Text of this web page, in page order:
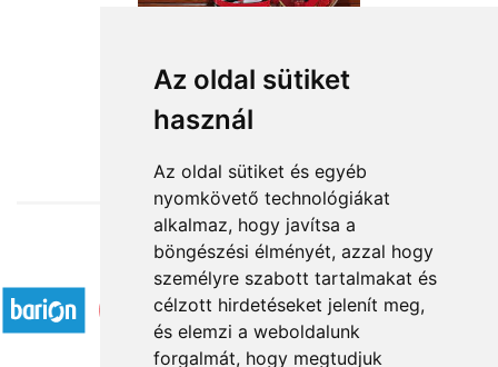
Az oldal sütiket
használ
Az oldal sütiket és egyéb
nyomkövető technológiákat
alkalmaz, hogy javítsa a
böngészési élményét, azzal hogy
személyre szabott tartalmakat és
célzott hirdetéseket jelenít meg,
és elemzi a weboldalunk
forgalmát, hogy megtudjuk
Manólány zebramintás ruhában
16 360 Ft-tól
Elfogadott fizetési módok